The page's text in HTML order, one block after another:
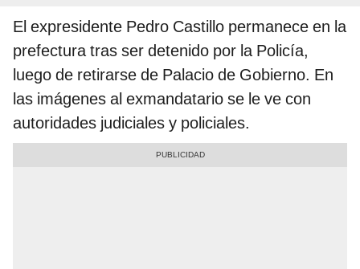
El expresidente Pedro Castillo permanece en la
prefectura tras ser detenido por la Policía,
luego de retirarse de Palacio de Gobierno. En
las imágenes al exmandatario se le ve con
autoridades judiciales y policiales.